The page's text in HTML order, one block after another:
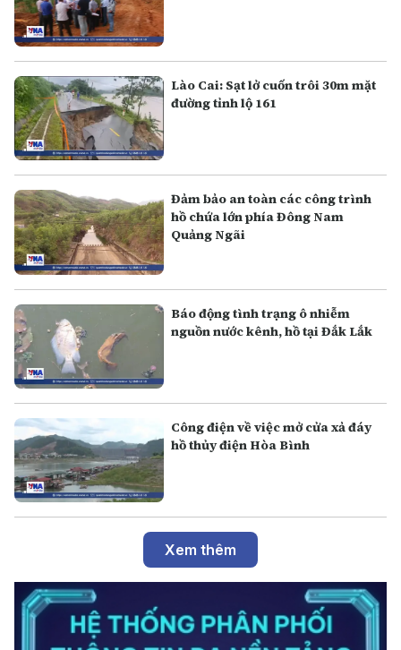
Lào Cai: Sạt lở cuốn trôi 30m mặt
đường tỉnh lộ 161
Đảm bảo an toàn các công trình
hồ chứa lớn phía Đông Nam
Quảng Ngãi
Báo động tình trạng ô nhiễm
nguồn nước kênh, hồ tại Đắk Lắk
Công điện về việc mở cửa xả đáy
hồ thủy điện Hòa Bình
Xem thêm